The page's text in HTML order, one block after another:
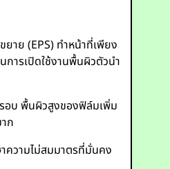
าย (EPS) ทำหน้าที่เพียง
ารเปิดใช้งานพื้นผิวตัวนำ
อบ พื้นผิวสูงของฟิล์มเพิ่ม
ก
ความไม่สมมาตรที่มั่นคง